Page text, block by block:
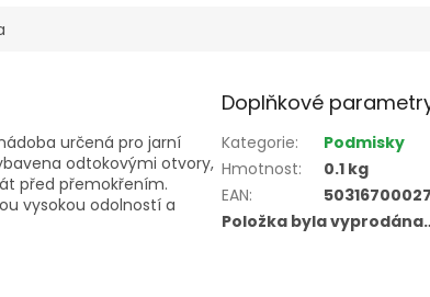
určená pro jarní
odtokovými otvory,
před přemokřením.
vysokou odolností a
Doplňkové
Kategorie:
Podmisky
Hmotnost:
0.1 kg
EAN:
Položka byla